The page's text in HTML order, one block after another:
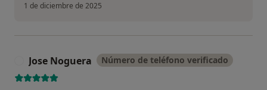
1 de diciembre de 2025
Jose Noguera Número de teléfono verificado